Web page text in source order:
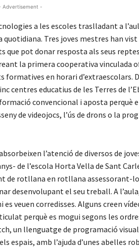
Advertisement -
a les escoles traslladant a
Tres joves mestres han vist
pot donar resposta als seus
la primera cooperativa vinculada
formatives en horari d’extraescolars.
centres educatius de les Terres de
convencional i aposta perquè
de videojocs, l’ús de drons o la
l’atenció de diversos de
de l’escola Horta Vella de Sant
de rotllana en rotllana assessorant-
desenvolupant el seu treball. A
veuen corredisses. Alguns creen
perquè es mogui segons les
un llenguatge de programació
espais, amb l’ajuda d’unes abelles